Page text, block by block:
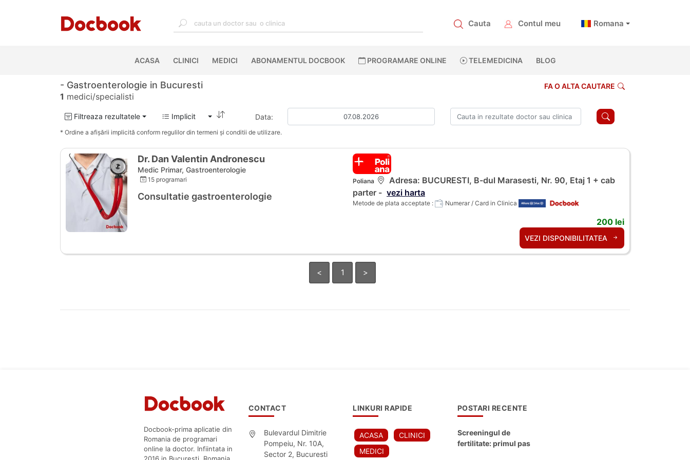
Cauta Contul meu Romana
ACASA(CURRENT)
CLINICI MEDICI ABONAMENTUL DOCBOOK PROGRAMARE ONLINE TELEMEDICINA BLOG
- Gastroenterologie in Bucuresti
1 medici/specialisti
FA O ALTA CAUTARE
Filtreaza rezultatele Implicit Data:
* Ordine a afișării implicită conform regulilor din termeni și conditii de utilizare.
Dr. Dan Valentin Andronescu
Medic Primar, Gastroenterologie
15 programari
Consultatie gastroenterologie
Poliana
Adresa: BUCURESTI, B-dul Marasesti, Nr. 90, Etaj 1 + cab
parter - vezi harta
Metode de plata acceptate : Numerar / Card in Clinica
200 lei
VEZI DISPONIBILITATEA
< 1 >
Docbook-prima aplicatie din
Romania de programari
online la doctor. Infiintata in
2016 in Bucuresti, Romania,
CONTACT
Bulevardul Dimitrie
Pompeiu, Nr. 10A,
Sector 2, Bucuresti
LINKURI RAPIDE
ACASA
CLINICI
MEDICI
POSTARI RECENTE
Screeningul de
fertilitate: primul pas